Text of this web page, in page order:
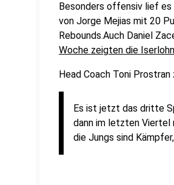
Besonders offensiv lief es
von Jorge Mejias mit 20
Rebounds.Auch Daniel
Woche zeigten die
Head Coach Toni
Es ist jetzt das dritte
dann im letzten Viertel
die Jungs sind